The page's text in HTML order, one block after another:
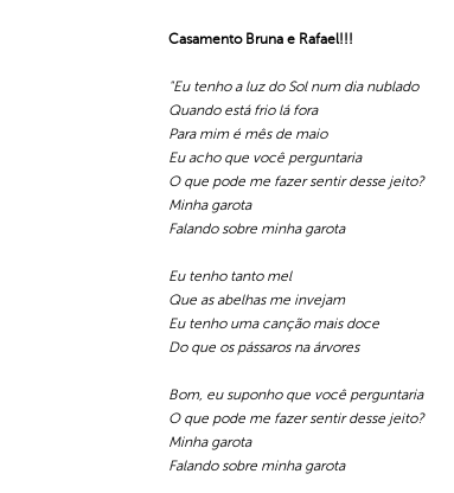
Casamento Bruna e Rafael!!!
"Eu tenho a luz do Sol num dia nublado
Quando está frio lá fora
Para mim é mês de maio
Eu acho que você perguntaria
O que pode me fazer sentir desse jeito?
Minha garota
Falando sobre minha garota
Eu tenho tanto mel
Que as abelhas me invejam
Eu tenho uma canção mais doce
Do que os pássaros na árvores
Bom, eu suponho que você perguntaria
O que pode me fazer sentir desse jeito?
Minha garota
Falando sobre minha garota